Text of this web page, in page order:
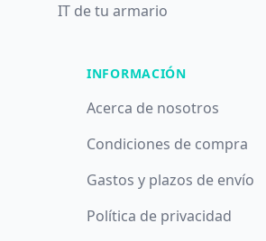
IT de tu armario
INFORMACIÓN
Acerca de nosotros
Condiciones de compra
Gastos y plazos de envío
Política de privacidad